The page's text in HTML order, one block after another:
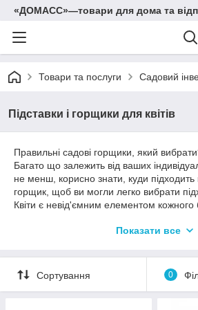
«ДОМАСС»—товари для дома та
Товари та послуги Садовий
Підставки і горщики для квітів
Правильні садові горщики, який
Багато що залежить від ваших
не менш, корисно знати, куди підходить
горщик, щоб ви могли легко вибрати
Квіти є невід'ємним елементом кожного
своєю зеленим листям і цвітінням. Для
для них незвичайне оформлення. В
цікавих горщиків для квітів, з різним
рішеннями.
Показати все
Сортування 0